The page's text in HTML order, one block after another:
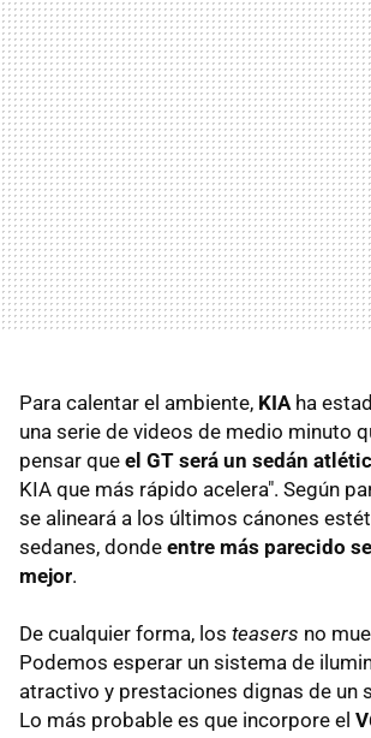
Para calentar el ambiente, KIA ha
una serie de videos de medio minuto
pensar que el GT será un sedán
KIA que más rápido acelera". Según
se alineará a los últimos cánones
sedanes, donde entre más parecido
mejor.
De cualquier forma, los teasers no
Podemos esperar un sistema de
atractivo y prestaciones dignas de un
Lo más probable es que incorpore el